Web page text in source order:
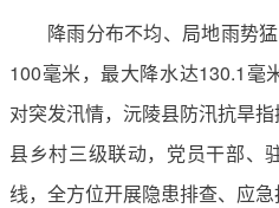
降雨分布不均、局地雨势
100毫米，最大降水达130.1毫
对突发汛情，沅陵县防汛抗旱指
县乡村三级联动，党员干部、
线，全方位开展隐患排查、应